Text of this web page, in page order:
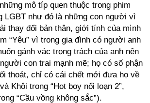
mô típ quen thuộc trong phim
LGBT như đó là những con người vì
thay đổi bản thân, giới tính của mình
“Yêu” vì trong gia đình có người anh
gánh vác trọng trách của anh nên
con trai mạnh mẽ; họ có số phận
thoát, chỉ có cái chết mới đưa họ về
Khôi trong “Hot boy nổi loạn 2”,
“Cầu vồng không sắc”).